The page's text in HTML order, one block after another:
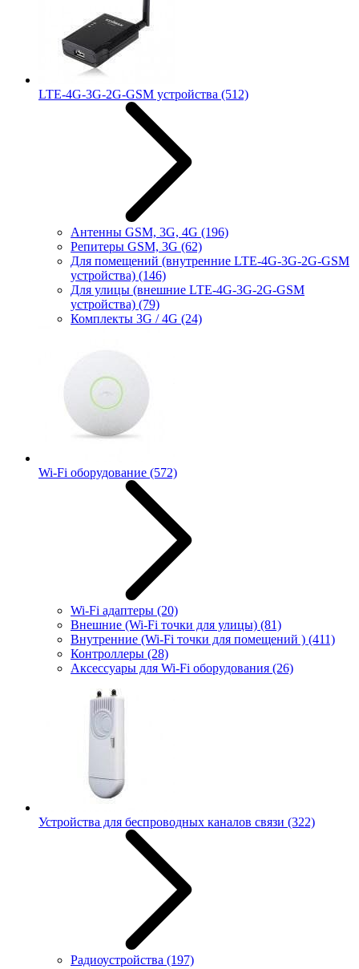
LTE-4G-3G-2G-GSM устройства (512)
Антенны GSM, 3G, 4G (196)
Репитеры GSM, 3G (62)
Для помещений (внутренние LTE-4G-3G-2G-GSM
устройства) (146)
Для улицы (внешние LTE-4G-3G-2G-GSM
устройства) (79)
Комплекты 3G / 4G (24)
Wi-Fi оборудование (572)
Wi-Fi адаптеры (20)
Внешние (Wi-Fi точки для улицы) (81)
Внутренние (Wi-Fi точки для помещений ) (411)
Контроллеры (28)
Аксессуары для Wi-Fi оборудования (26)
Устройства для беспроводных каналов связи (322)
Радиоустройства (197)